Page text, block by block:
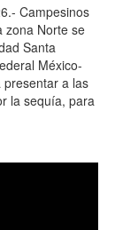
Campesinos
zona Norte se
Santa
México-
presentar a las
la sequía, para